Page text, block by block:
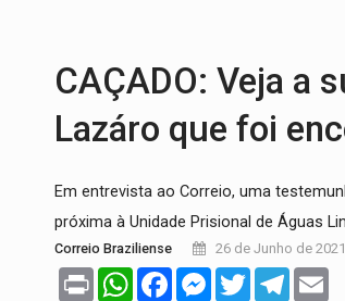
CAÇADO: Veja a
Lazáro que foi
Em entrevista ao Correio, uma
próxima à Unidade Prisional de Águas
Correio Braziliense 26 de Junho de
Print WhatsAppFacebookMessenger
Twitter